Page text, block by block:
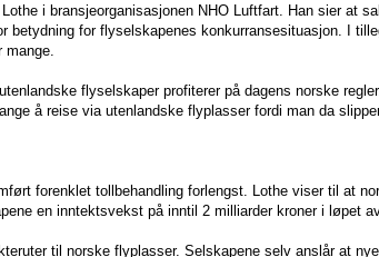
i bransjeorganisasjonen NHO Luftfart. Han sier at
betydning for flyselskapenes konkurransesituasjon. I
flyselskaper profiterer på dagens norske
å reise via utenlandske flyplasser fordi man da
forenklet tollbehandling forlengst. Lothe viser til at
en inntektsvekst på inntil 2 milliarder kroner i løpet
til norske flyplasser. Selskapene selv anslår at